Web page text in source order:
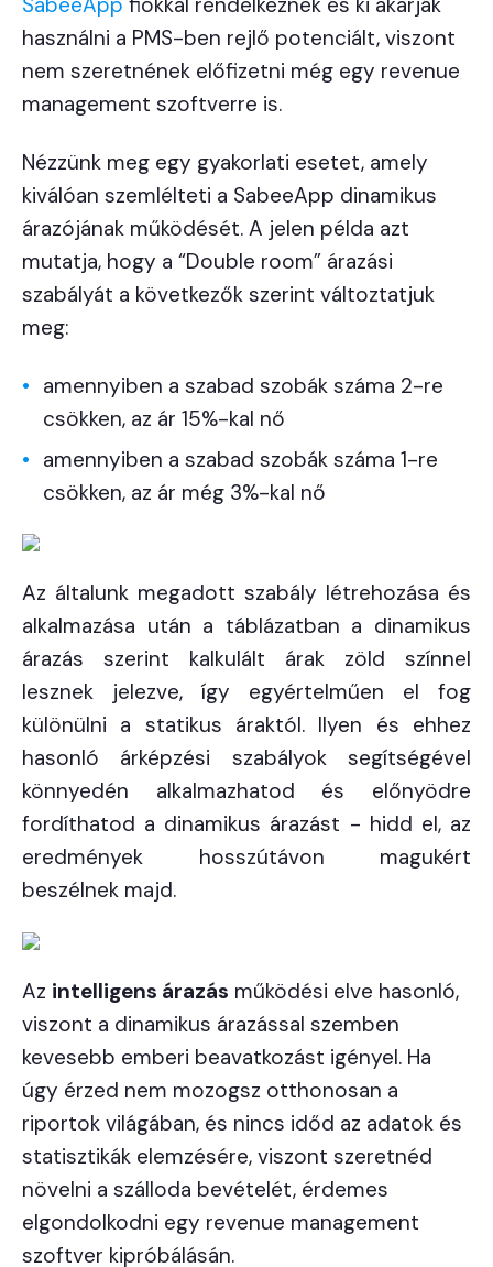
használni a PMS-ben rejlő potenciált, viszont
nem szeretnének előfizetni még egy revenue
management szoftverre is.
Nézzünk meg egy gyakorlati esetet, amely
kiválóan szemlélteti a SabeeApp dinamikus
árazójának működését. A jelen példa azt
mutatja, hogy a “Double room” árazási
szabályát a következők szerint változtatjuk
meg:
amennyiben a szabad szobák száma 2-re
csökken, az ár 15%-kal nő
amennyiben a szabad szobák száma 1-re
csökken, az ár még 3%-kal nő
Az általunk megadott szabály létrehozása és
alkalmazása után a táblázatban a dinamikus
árazás szerint kalkulált árak zöld színnel
lesznek jelezve, így egyértelműen el fog
különülni a statikus áraktól. Ilyen és ehhez
hasonló árképzési szabályok segítségével
könnyedén alkalmazhatod és előnyödre
fordíthatod a dinamikus árazást - hidd el, az
eredmények hosszútávon magukért
beszélnek majd.
Az intelligens árazás működési elve hasonló,
viszont a dinamikus árazással szemben
kevesebb emberi beavatkozást igényel. Ha
úgy érzed nem mozogsz otthonosan a
riportok világában, és nincs időd az adatok és
statisztikák elemzésére, viszont szeretnéd
növelni a szálloda bevételét, érdemes
elgondolkodni egy revenue management
szoftver kipróbálásán.